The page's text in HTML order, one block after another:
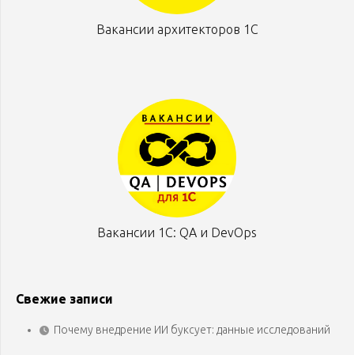
Вакансии архитекторов 1С
Вакансии 1С: QA и DevOps
Свежие записи
Почему внедрение ИИ буксует: данные исследований